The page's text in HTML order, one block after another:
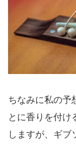
ちなみに私の予
とに香りを付け
しますが、ギブ